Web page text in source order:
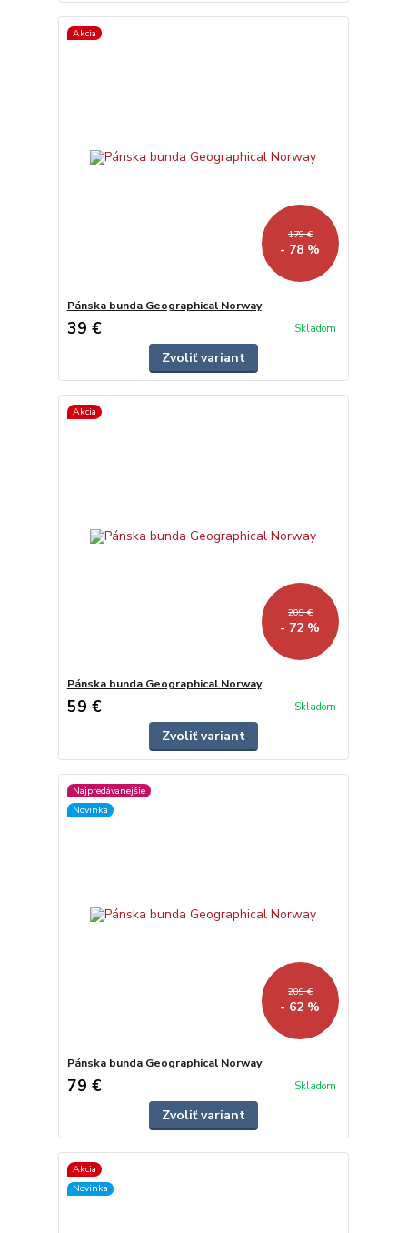
Akcia
179 €
- 78 %
Pánska bunda Geographical Norway
39 € Skladom
Zvoliť variant
Akcia
209 €
- 72 %
Pánska bunda Geographical Norway
59 € Skladom
Zvoliť variant
Najpredávanejšie
Novinka
209 €
- 62 %
Pánska bunda Geographical Norway
79 € Skladom
Zvoliť variant
Akcia
Novinka